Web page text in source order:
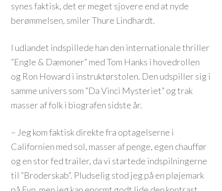
synes faktisk, det er meget sjovere end at nyde
berømmelsen, smiler Thure Lindhardt.
I udlandet indspillede han den internationale thriller
”Engle & Dæmoner” med Tom Hanks i hovedrollen
og Ron Howard i instruktørstolen. Den udspiller sig i
samme univers som ”Da Vinci Mysteriet” og trak
masser af folk i biografen sidste år.
– Jeg kom faktisk direkte fra optagelserne i
Californien med sol, masser af penge, egen chauffør
og en stor fed trailer, da vi startede indspilningerne
til ”Broderskab”. Pludselig stod jeg på en pløjemark